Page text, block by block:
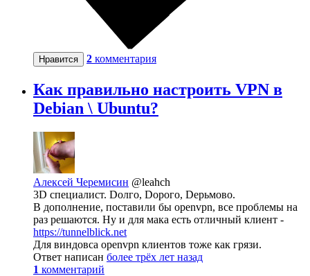
Нравится 2 комментария
Как правильно настроить VPN в
Debian \ Ubuntu?
Алексей Черемисин @leahch
3D специалист. Dолго, Dорого, Dерьмово.
В дополнение, поставили бы openvpn, все проблемы на
раз решаются. Ну и для мака есть отличный клиент -
https://tunnelblick.net
Для виндовса openvpn клиентов тоже как грязи.
Ответ написан более трёх лет назад
1 комментарий